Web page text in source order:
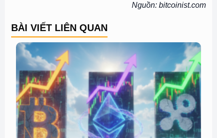
Nguồn: bitcoinist.com
BÀI VIẾT LIÊN QUAN